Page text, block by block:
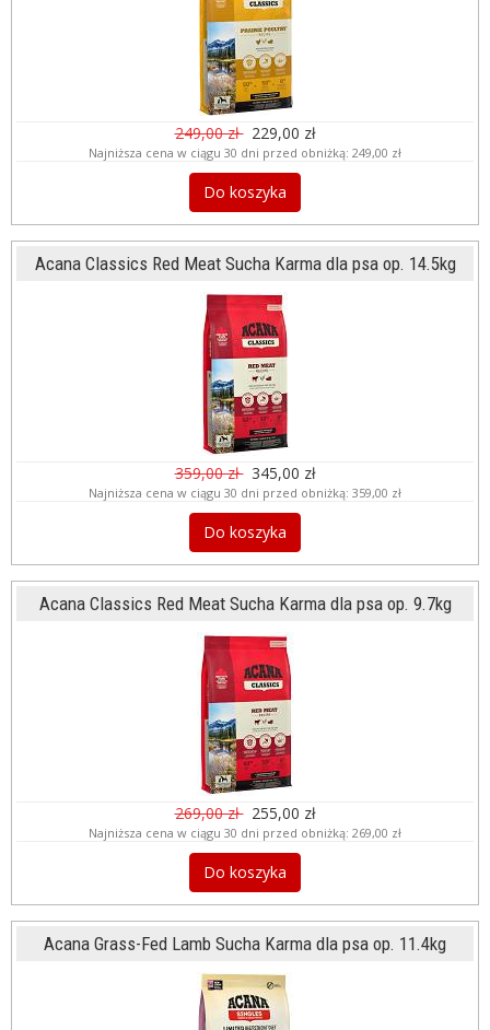
249,00 zł 229,00 zł
Najniższa cena w ciągu 30 dni przed obniżką: 249,00 zł
Do koszyka
Acana Classics Red Meat Sucha Karma dla psa op. 14.5kg
359,00 zł 345,00 zł
Najniższa cena w ciągu 30 dni przed obniżką: 359,00 zł
Do koszyka
Acana Classics Red Meat Sucha Karma dla psa op. 9.7kg
269,00 zł 255,00 zł
Najniższa cena w ciągu 30 dni przed obniżką: 269,00 zł
Do koszyka
Acana Grass-Fed Lamb Sucha Karma dla psa op. 11.4kg